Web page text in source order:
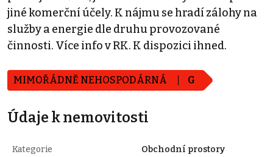
jiné komerční účely. K nájmu se hradí zálohy na
služby a energie dle druhu provozované
činnosti. Více info v RK. K dispozici ihned.
MIMOŘÁDNĚ NEHOSPODÁRNÁ G
Údaje k nemovitosti
Kategorie Obchodní prostory